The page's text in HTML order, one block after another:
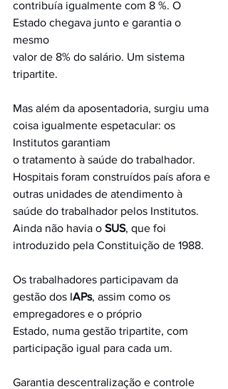
contribuía igualmente com 8 %. O
Estado chegava junto e garantia o
mesmo
valor de 8% do salário. Um sistema
tripartite.
Mas além da aposentadoria, surgiu uma
coisa igualmente espetacular: os
Institutos garantiam
o tratamento à saúde do trabalhador.
Hospitais foram construídos país afora e
outras unidades de atendimento à
saúde do trabalhador pelos Institutos.
Ainda não havia o SUS, que foi
introduzido pela Constituição de 1988.
Os trabalhadores participavam da
gestão dos IAPs, assim como os
empregadores e o próprio
Estado, numa gestão tripartite, com
participação igual para cada um.
Garantia descentralização e controle